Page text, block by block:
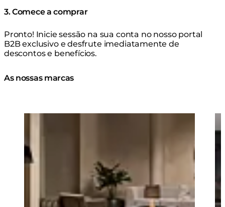
3. Comece a comprar
Pronto! Inicie sessão na sua conta no nosso portal
B2B exclusivo e desfrute imediatamente de
descontos e benefícios.
As nossas marcas